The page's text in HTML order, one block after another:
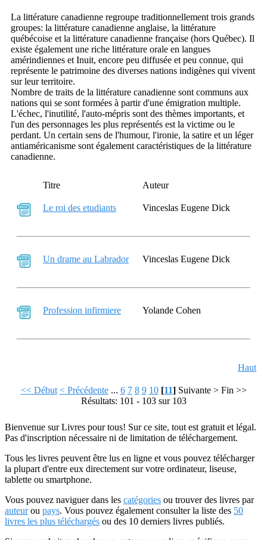
La littérature canadienne regroupe traditionnellement trois grands
groupes: la littérature canadienne anglaise, la littérature
québécoise et la littérature canadienne française (hors Québec). Il
existe également une riche littérature orale en langues
amérindiennes et Inuit, encore peu diffusée et peu connue, qui
représente le patrimoine des diverses nations indigènes qui vivent
sur leur territoire.
Nombre de traits de la littérature canadienne sont communs aux
nations qui se sont formées à partir d'une émigration multiple.
L'échec, l'inutilité, l'auto-mépris sont des thèmes importants, et
l'un des personnages les plus représentés est la victime ou le
perdant. Un certain sens de l'humour, l'ironie, la satire et un léger
antiaméricanisme sont également caractéristiques de la littérature
canadienne.
Titre Auteur
Le roi des etudiants Vinceslas Eugene Dick
Un drame au Labrador Vinceslas Eugene Dick
Profession infirmiere Yolande Cohen
Haut
<< Début < Précédente ... 6 7 8 9 10 [11] Suivante > Fin >>
Résultats: 101 - 103 sur 103
Bienvenue sur Livres pour tous! Sur ce site, tout est gratuit et légal.
Pas d'inscription nécessaire ni de limitation de téléchargement.
Tous les livres peuvent être lus en ligne et vous pouvez télécharger
la plupart d'entre eux directement sur votre ordinateur, liseuse,
tablette ou smartphone.
Vous pouvez naviguer dans les catégories ou trouver des livres par
auteurou pays. Vous pouvez également consulter la liste des 50
livres les plus téléchargés ou des 10 derniers livres publiés.